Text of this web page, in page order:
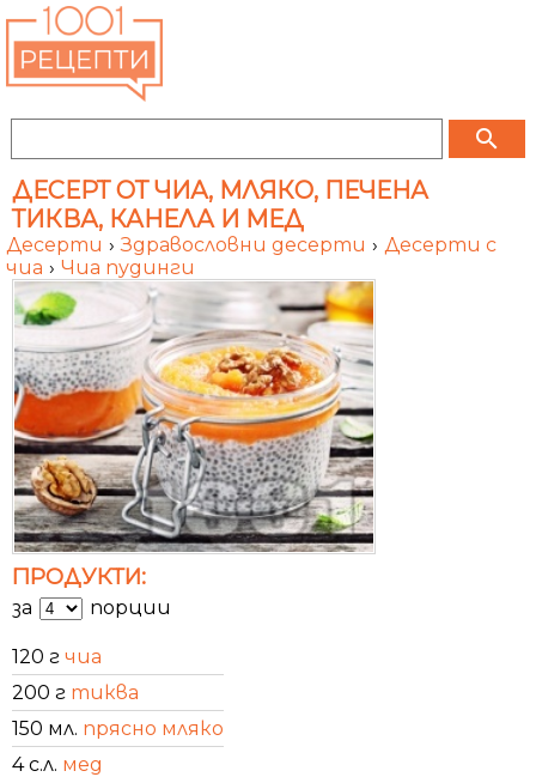
search
ДЕСЕРТ ОТ ЧИА, МЛЯКО, ПЕЧЕНА
ТИКВА, КАНЕЛА И МЕД
Десерти › Здравословни десерти › Десерти с
чиа › Чиа пудинги
ПРОДУКТИ:
за порции
120 г чиа
200 г тиква
150 мл. прясно мляко
4 с.л. мед